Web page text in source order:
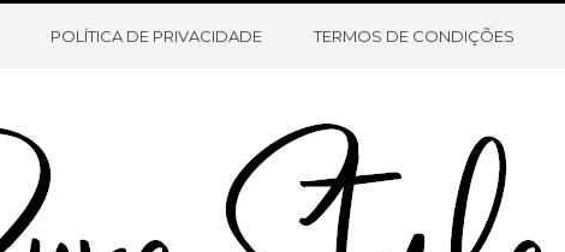
HOME SOBRE O BLOG CONTATO
POLÍTICA DE PRIVACIDADE TERMOS DE CONDIÇÕES